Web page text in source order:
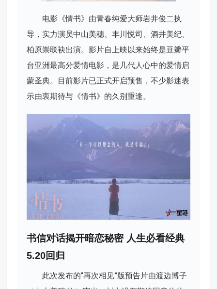
电影《情书》由青春纯爱大师岩井俊二执
导，实力演员中山美穗、丰川悦司、酒井美纪、
柏原崇联袂出演。影片自上映以来始终是豆瓣平
台亚洲最高分爱情电影，是几代人心中的爱情启
蒙圣典。目前影片已正式开启预售，不少影迷表
示由衷期待与《情书》的久别重逢。
书信对话揭开暗恋秘密 人生必看经典
5.20回归
此次发布的“再次相见”版预告片由渡边博子